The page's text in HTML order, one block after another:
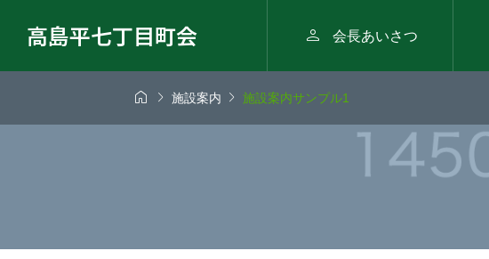
高島平七丁目町会  会長あいさつ
  施設案内  施設案内サンプル1